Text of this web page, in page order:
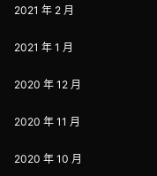
2021 年 2 月
2021 年 1 月
2020 年 12 月
2020 年 11 月
2020 年 10 月